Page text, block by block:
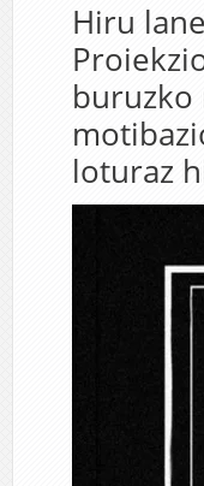
Hiru
buruzko
loturaz